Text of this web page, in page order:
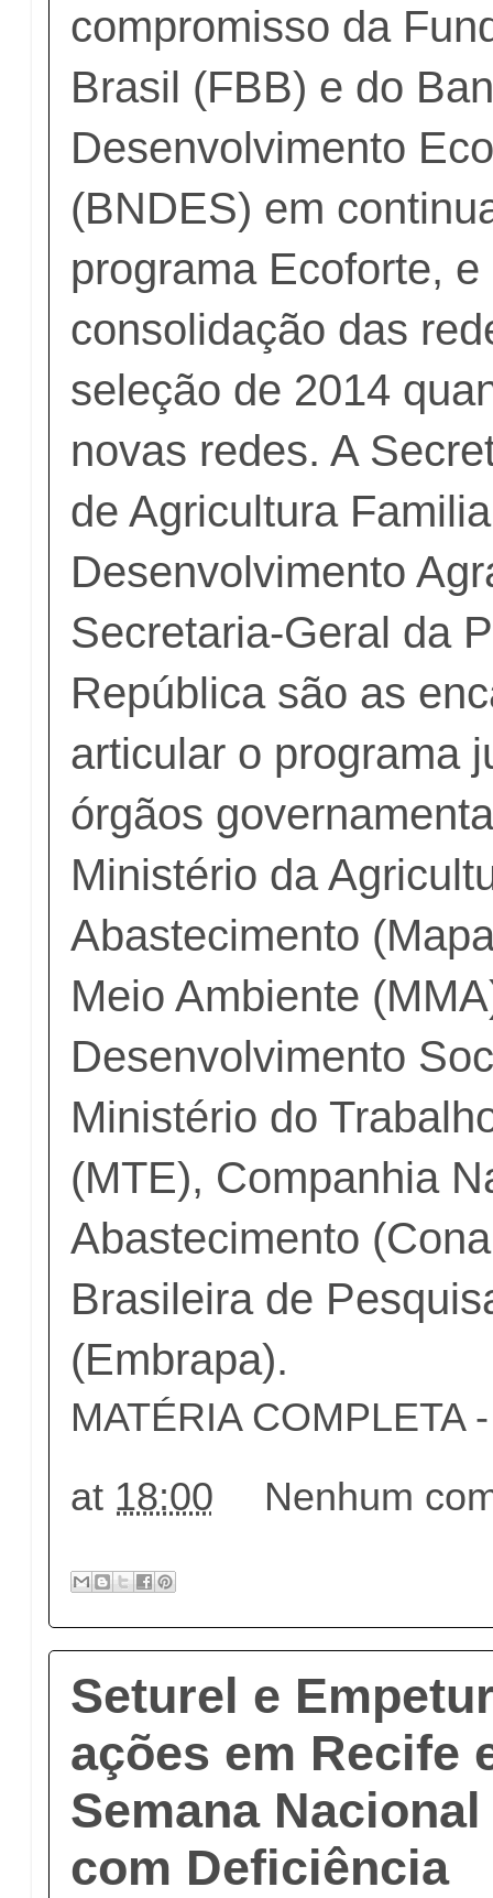
compromisso da
Brasil (FBB) e do
Desenvolvimento
(BNDES) em
programa Ecoforte,
consolidação das
seleção de 2014
novas redes. A
de Agricultura
Desenvolvimento
Secretaria-Geral da
República são as
articular o programa
órgãos
Ministério da
Abastecimento
Meio Ambiente
Desenvolvimento
Ministério do
(MTE), Companhia
Abastecimento
Brasileira de
(Embrapa).
MATÉRIA COMPLETA
at 18:00 Nenhum
Seturel e
ações em Recife
Semana
com Deficiência